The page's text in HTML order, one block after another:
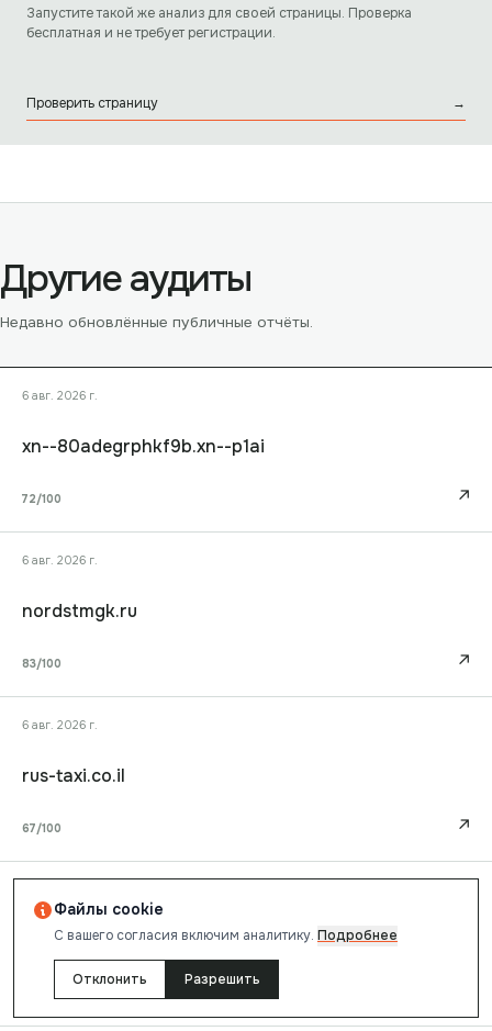
Запустите такой же анализ для своей страницы. Проверка
бесплатная и не требует регистрации.
Проверить страницу →
Другие аудиты
Недавно обновлённые публичные отчёты.
6 авг. 2026 г.
xn--80adegrphkf9b.xn--p1ai
72/100 ↗
6 авг. 2026 г.
nordstmgk.ru
83/100 ↗
6 авг. 2026 г.
rus-taxi.co.il
67/100 ↗
prositeweb.ru
Файлы cookie
С вашего согласия включим аналитику. Подробнее
Отклонить Разрешить